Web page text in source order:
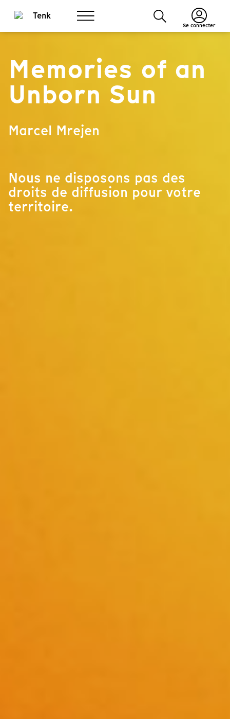
Se connecter
Memories of an
Unborn Sun
Marcel Mrejen
Nous ne disposons pas des
droits de diffusion pour votre
territoire.